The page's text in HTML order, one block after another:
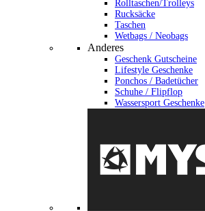
Rolltaschen/Trolleys
Rucksäcke
Taschen
Wetbags / Neobags
Anderes
Geschenk Gutscheine
Lifestyle Geschenke
Ponchos / Badetücher
Schuhe / Flipflop
Wassersport Geschenke